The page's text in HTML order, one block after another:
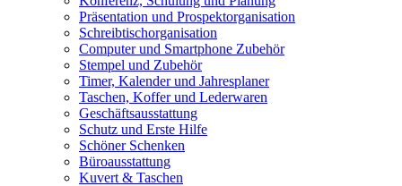
Präsentation und Prospektorganisation
Schreibtischorganisation
Computer und Smartphone Zubehör
Stempel und Zubehör
Timer, Kalender und Jahresplaner
Taschen, Koffer und Lederwaren
Geschäftsausstattung
Schutz und Erste Hilfe
Schöner Schenken
Büroausstattung
Kuvert & Taschen